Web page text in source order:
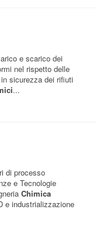
e scarico dei
nel rispetto delle
sicurezza dei rifiuti
...
di processo
e Tecnologie
Chimica
e industrializzazione